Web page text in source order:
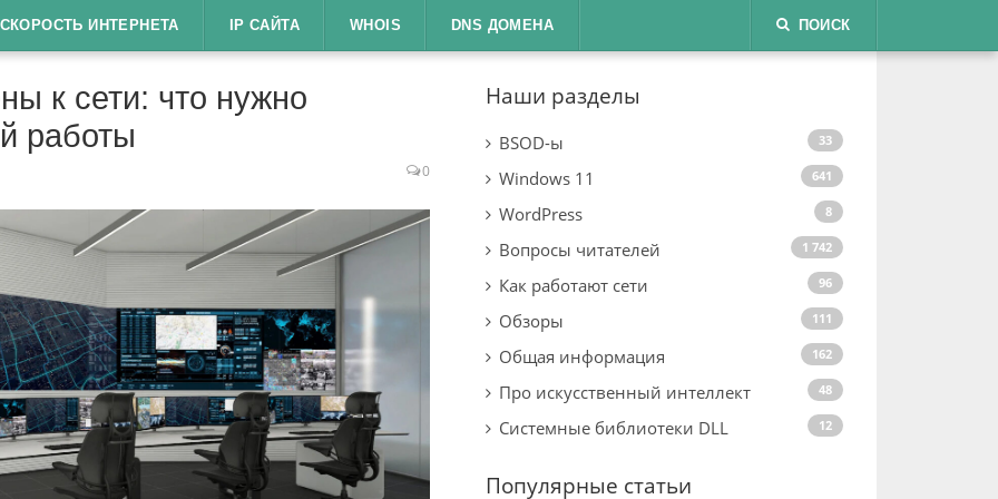
СКОРОСТЬ ИНТЕРНЕТА IP САЙТА WHOIS DNS ДОМЕНА ПОИСК
к сети: что нужно
работы
0
Наши разделы
BSOD-ы 33
Windows 11 641
WordPress 8
Вопросы читателей 1 742
Как работают сети 96
Обзоры 111
Общая информация 162
Про искусственный интеллект 48
Системные библиотеки DLL 12
Популярные статьи